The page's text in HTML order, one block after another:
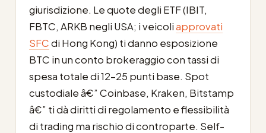
giurisdizione. Le quote degli ETF (IBIT,
FBTC, ARKB negli USA; i veicoliapprovati
SFCdi Hong Kong) ti danno esposizione
BTC in un conto brokeraggio con tassi di
spesa totale di 12-25 punti base. Spot
custodiale â€” Coinbase, Kraken, Bitstamp
â€” ti dà diritti di regolamento e flessibilità
di trading ma rischio di controparte. Self-